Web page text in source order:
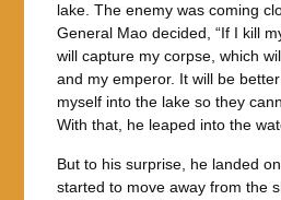
lake. The enemy was coming
General Mao decided, “If I kill
will capture my corpse, which
and my emperor. It will be
myself into the lake so they
With that, he leaped into the
But to his surprise, he landed
started to move away from the